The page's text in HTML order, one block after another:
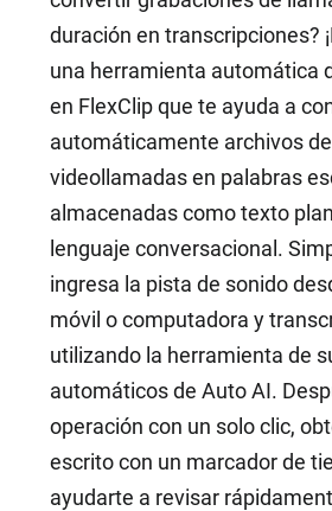
duración en transcripciones?
una herramienta automática
en FlexClip que te ayuda a
automáticamente archivos
videollamadas en palabras
almacenadas como texto
lenguaje conversacional.
ingresa la pista de sonido
móvil o computadora y
utilizando la herramienta de
automáticos de Auto AI.
operación con un solo clic,
escrito con un marcador de
ayudarte a revisar